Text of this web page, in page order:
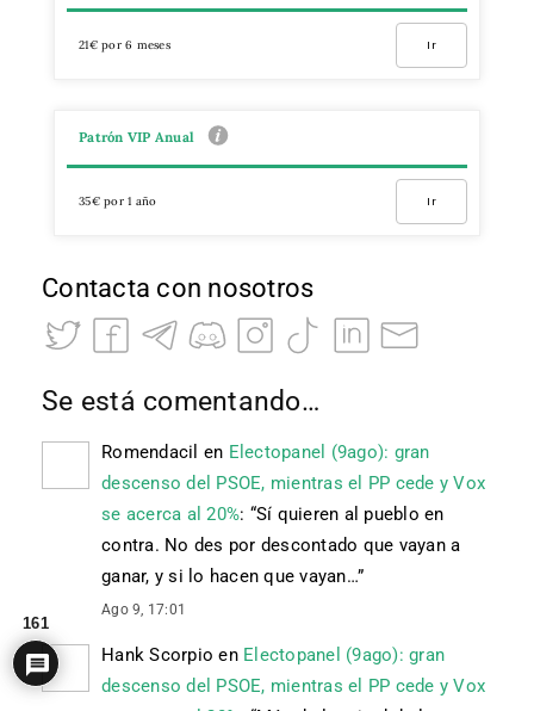
21€ por 6 meses Ir
Patrón VIP Anual
35€ por 1 año Ir
Contacta con nosotros
Se está comentando…
Romendacil en Electopanel (9ago): gran
descenso del PSOE, mientras el PP cede y Vox
se acerca al 20%: “Sí quieren al pueblo en
contra. No des por descontado que vayan a
ganar, y si lo hacen que vayan…”
Ago 9, 17:01
Hank Scorpio en Electopanel (9ago): gran
descenso del PSOE, mientras el PP cede y Vox
161